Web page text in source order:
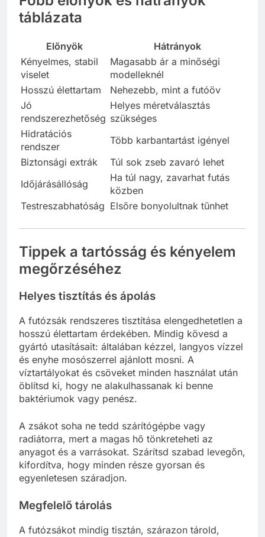
táblázata
Előnyök
Hátrányok
Kényelmes, stabil
viselet
Magasabb ár a minőségi
modelleknél
Hosszú élettartam
Nehezebb, mint a futóöv
Jó
rendszerezhetőség
Helyes méretválasztás
szükséges
Hidratációs
rendszer
Több karbantartást igényel
Biztonsági extrák
Túl sok zseb zavaró lehet
Időjárásállóság
Ha túl nagy, zavarhat futás
közben
Testreszabhatóság Elsőre bonyolultnak tűnhet
Tippek a tartósság és kényelem
megőrzéséhez
Helyes tisztítás és ápolás
A futózsák rendszeres tisztítása elengedhetetlen a
hosszú élettartam érdekében. Mindig kövesd a
gyártó utasításait: általában kézzel, langyos vízzel
és enyhe mosószerrel ajánlott mosni. A
víztartályokat és csöveket minden használat után
öblítsd ki, hogy ne alakulhassanak ki benne
baktériumok vagy penész.
A zsákot soha ne tedd szárítógépbe vagy
radiátorra, mert a magas hő tönkreteheti az
anyagot és a varrásokat. Szárítsd szabad levegőn,
kifordítva, hogy minden része gyorsan és
egyenletesen száradjon.
Megfelelő tárolás
A futózsákot mindig tisztán, szárazon tárold,